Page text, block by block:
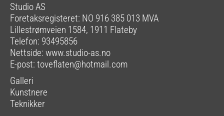
Studio AS
Foretaksregisteret: NO 916 385 013 MVA
Lillestrømveien 1584, 1911 Flateby
Telefon: 93495856
Nettside: www.studio-as.no
E-post: toveflaten@hotmail.com
Galleri
Kunstnere
Teknikker